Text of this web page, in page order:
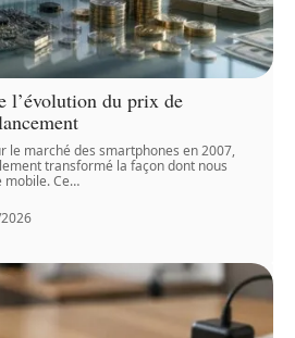
l’évolution du prix de
le marché des smartphones en 2007,
transformé la façon dont nous
mobile. Ce…